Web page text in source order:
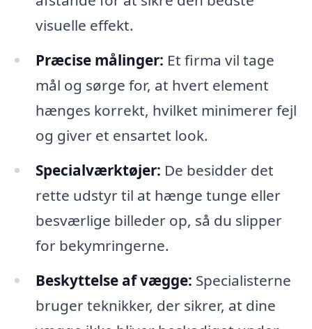
visuelle effekt.
Præcise målinger: Et firma vil tage
mål og sørge for, at hvert element
hænges korrekt, hvilket minimerer fejl
og giver et ensartet look.
Specialværktøjer: De besidder det
rette udstyr til at hænge tunge eller
besværlige billeder op, så du slipper
for bekymringerne.
Beskyttelse af vægge: Specialisterne
bruger teknikker, der sikrer, at dine